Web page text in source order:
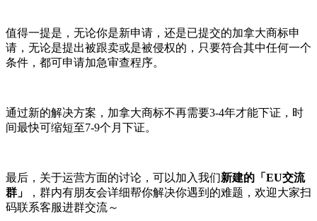
值得一提是，无论你是新申请，还是已提交的加拿大商标申
请，无论是提出被跟卖或是被侵权的，只要符合其中任何一个
条件，都可申请加急审查程序。
通过新的解决方案，加拿大商标不再需要3-4年才能下证，时
间最快可缩短至7-9个月下证。
最后，关于运营方面的讨论，可以加入我们新建的「EU交流
群」
，群内有朋友会详细帮你解决你遇到的难题，欢迎大家扫
码联系客服进群交流～